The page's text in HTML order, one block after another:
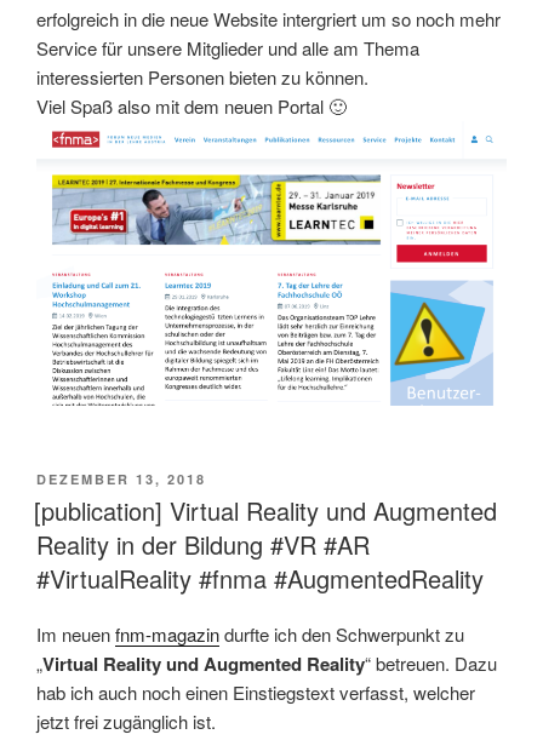
erfolgreich in die neue Website intergriert um so noch mehr
Service für unsere Mitglieder und alle am Thema
interessierten Personen bieten zu können.
Viel Spaß also mit dem neuen Portal 🙂
VERÖFFENTLICHT
AM
DEZEMBER 13, 2018
[publication] Virtual Reality und Augmented
Reality in der Bildung #VR #AR
#VirtualReality #fnma #AugmentedReality
Im neuenfnm-magazindurfte ich den Schwerpunkt zu
„Virtual Reality und Augmented Reality“ betreuen. Dazu
hab ich auch noch einen Einstiegstext verfasst, welcher
jetzt frei zugänglich ist.